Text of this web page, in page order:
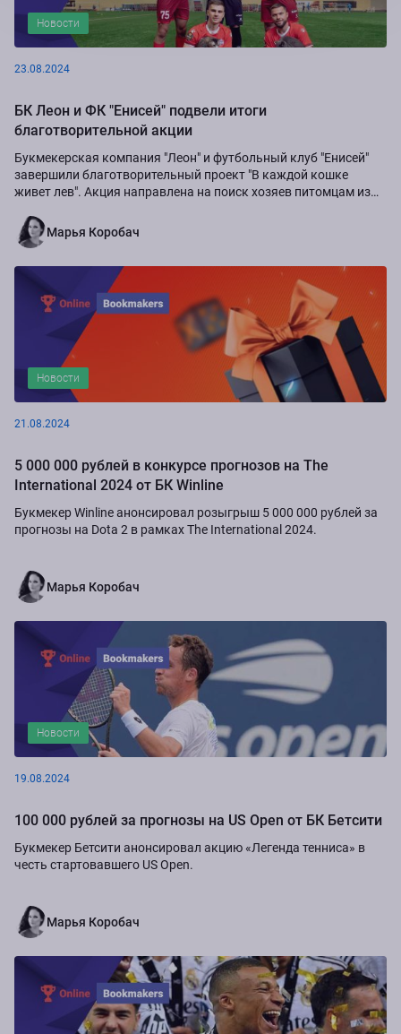
Новости
23.08.2024
БК Леон и ФК "Енисей" подвели итоги
благотворительной акции
Букмекерская компания "Леон" и футбольный клуб "Енисей"
завершили благотворительный проект "В каждой кошке
живет лев". Акция направлена на поиск хозяев питомцам из
Марья Коробач
Новости
21.08.2024
5 000 000 рублей в конкурсе прогнозов на The
International 2024 от БК Winline
Букмекер Winline анонсировал розыгрыш 5 000 000 рублей за
прогнозы на Dota 2 в рамках The International 2024.
Марья Коробач
Новости
19.08.2024
100 000 рублей за прогнозы на US Open от БК Бетсити
Букмекер Бетсити анонсировал акцию «Легенда тенниса» в
честь стартовавшего US Open.
Марья Коробач